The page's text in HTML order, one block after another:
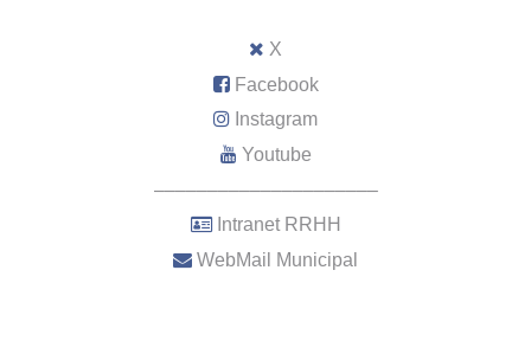
X
Facebook
Instagram
Youtube
–––––––––––––––––––––
Intranet RRHH
WebMail Municipal